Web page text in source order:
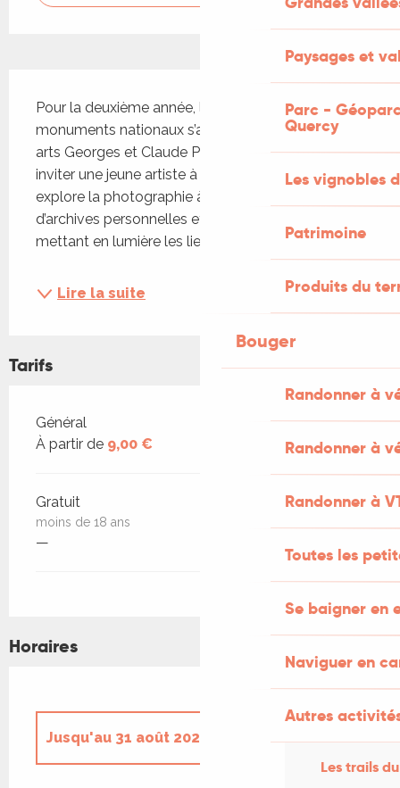
Paysages et
Parc -
Quercy
Les vignobles
Patrimoine
Produits du
Bouger
Randonner à
Randonner à
Randonner à
Toutes les
Se baigner en
Naviguer en
Autres
Les trails
Pour la deuxième année, le Centre des
monuments nationaux s’associe à la Maison des
arts Georges et Claude Pompidou de Cajarc pour
inviter une jeune artiste à Castelnau. Lilie Pinot
explore la photographie à travers l’usage
d’archives personnelles et institutionnelles,
mettant en lumière les liens...
Lire la suite
Tarifs
Tarifs 2026
Général
À partir de 9,00 €
Gratuit
moins de 18 ans
—
Horaires
Jusqu'au 31 août 2026